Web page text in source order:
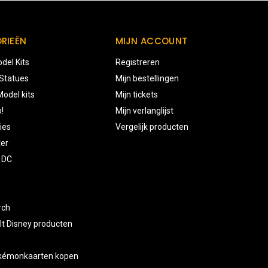
Kits
kits
Disney producten
kopen
MIJN ACCOUNT
Registreren
Mijn bestellingen
Mijn tickets
Mijn verlanglijst
Vergelijk producten